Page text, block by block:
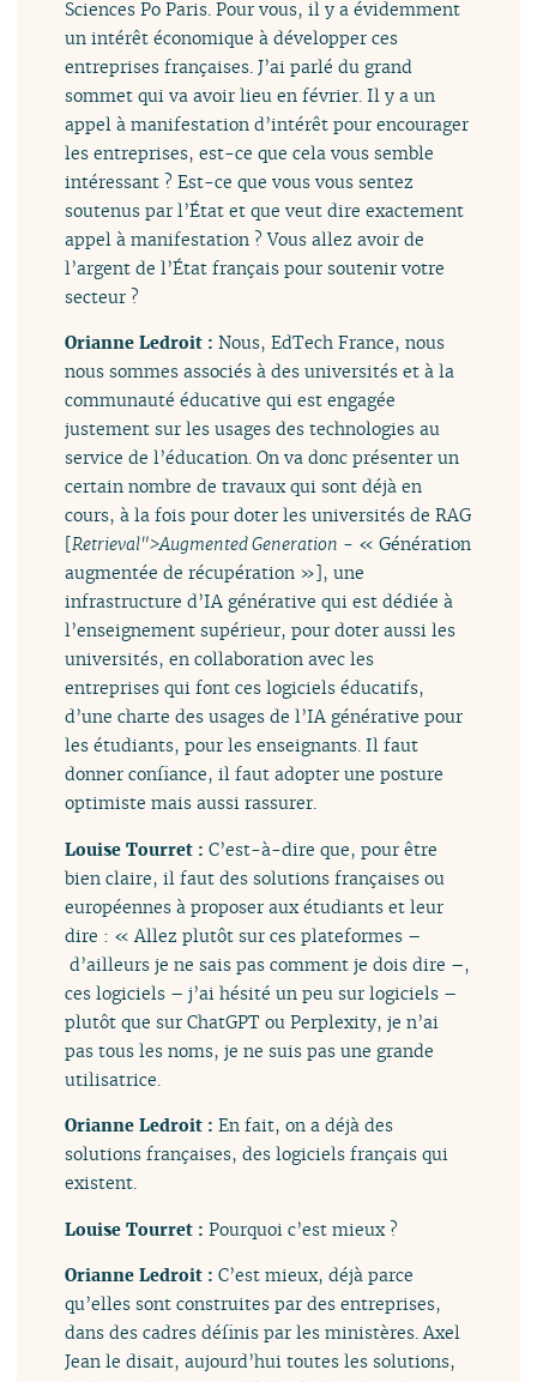
Sciences Po Paris. Pour vous, il y a évidemment
un intérêt économique à développer ces
entreprises françaises. J’ai parlé du grand
sommet qui va avoir lieu en février. Il y a un
appel à manifestation d’intérêt pour encourager
les entreprises, est-ce que cela vous semble
intéressant ? Est-ce que vous vous sentez
soutenus par l’État et que veut dire exactement
appel à manifestation ? Vous allez avoir de
l’argent de l’État français pour soutenir votre
secteur ?
Orianne Ledroit :Nous, EdTech France, nous
nous sommes associés à des universités et à la
communauté éducative qui est engagée
justement sur les usages des technologies au
service de l’éducation. On va donc présenter un
certain nombre de travaux qui sont déjà en
cours, à la fois pour doter les universités de RAG
[Retrieval">Augmented Generation - « Génération
augmentée de récupération »], une
infrastructure d’IA générative qui est dédiée à
l’enseignement supérieur, pour doter aussi les
universités, en collaboration avec les
entreprises qui font ces logiciels éducatifs,
d’une charte des usages de l’IA générative pour
les étudiants, pour les enseignants. Il faut
donner confiance, il faut adopter une posture
optimiste mais aussi rassurer.
Louise Tourret :C’est-à-dire que, pour être
bien claire, il faut des solutions françaises ou
européennes à proposer aux étudiants et leur
dire : « Allez plutôt sur ces plateformes –
d’ailleurs je ne sais pas comment je dois dire –,
ces logiciels – j’ai hésité un peu sur logiciels –
plutôt que sur ChatGPT ou Perplexity, je n’ai
pas tous les noms, je ne suis pas une grande
utilisatrice.
Orianne Ledroit :En fait, on a déjà des
solutions françaises, des logiciels français qui
existent.
Louise Tourret :Pourquoi c’est mieux ?
Orianne Ledroit :C’est mieux, déjà parce
qu’elles sont construites par des entreprises,
dans des cadres définis par les ministères. Axel
Jean le disait, aujourd’hui toutes les solutions,